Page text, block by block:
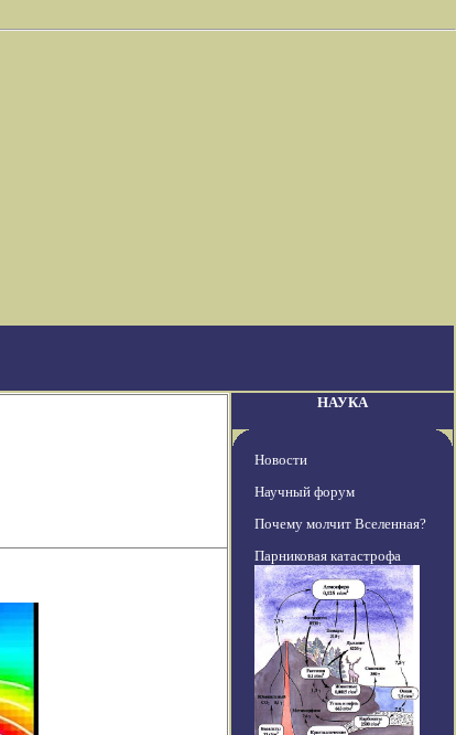
НАУКА
Новости
Научный форум
Почему молчит Вселенная?
Парниковая катастрофа